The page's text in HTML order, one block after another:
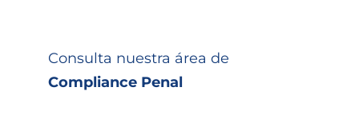
Consulta nuestra área de
Compliance Penal